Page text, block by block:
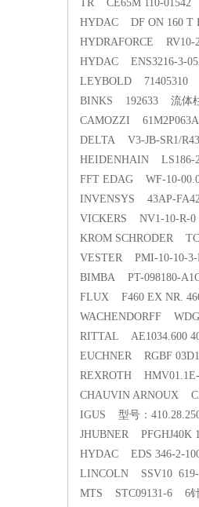
TR CE65M 110-
HYDAC DF ON 160 T
HYDRAFORCE
HYDAC ENS3216-3-
LEYBOLD 71405310
BINKS 192633 流体
CAMOZZI
DELTA V3-JB-SR1/
HEIDENHAIN LS186-
FFT EDAG WF-10-
INVENSYS 43AP-
VICKERS NV1-10-R-
KROM SCHRODER
VESTER PMI-10-10-
BIMBA PT-098180-
FLUX F460 EX NR.
WACHENDORFF
RITTAL AE1034.600
EUCHNER RGBF
REXROTH
CHAUVIN ARNOUX
IGUS 型号：
JHUBNER PFGHJ40K
HYDAC EDS 346-2-
LINCOLN SSV10
MTS STC09131-6 6